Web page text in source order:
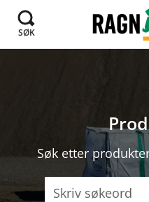
SØK
Søk etter
Søk